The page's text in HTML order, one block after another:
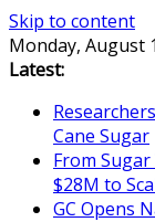
Skip to content
Monday, August
Latest:
Cane Sugar
From
$28M to
GC Opens